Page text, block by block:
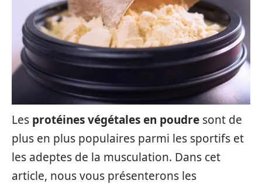
Les protéines végétales en poudre sont de
plus en plus populaires parmi les sportifs et
les adeptes de la musculation. Dans cet
article, nous vous présenterons les